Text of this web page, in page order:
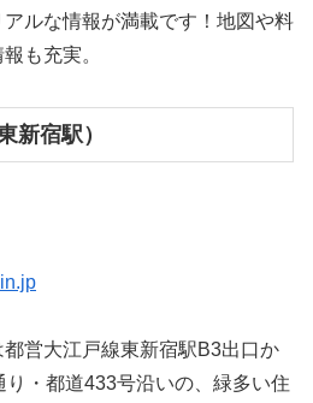
ルな情報が満載です！地図や料
も充実。
新宿駅）
都営大江戸線東新宿駅B3出口か
・都道433号沿いの、緑多い住